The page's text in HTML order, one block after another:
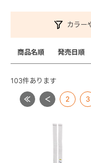
カラー
商品名順 発売日順
103件あります
2 3